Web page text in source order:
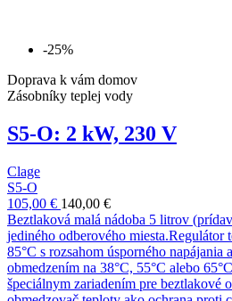
-25%
Doprava k vám domov
Zásobníky teplej vody
S5-O: 2 kW, 230 V
Clage
S5-O
105,00 € 140,00 €
Beztlaková malá nádoba 5 litrov
jediného odberového miesta.Regulátor
85°C s rozsahom úsporného
obmedzením na 38°C, 55°C alebo
špeciálnym zariadením pre beztlakové